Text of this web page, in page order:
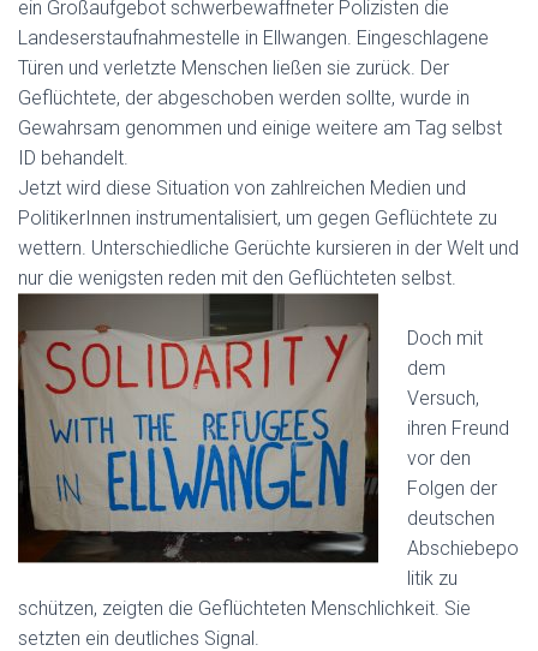
ein Großaufgebot schwerbewaffneter Polizisten die
Landeserstaufnahmestelle in Ellwangen. Eingeschlagene
Türen und verletzte Menschen ließen sie zurück. Der
Geflüchtete, der abgeschoben werden sollte, wurde in
Gewahrsam genommen und einige weitere am Tag selbst
ID behandelt.
Jetzt wird diese Situation von zahlreichen Medien und
PolitikerInnen instrumentalisiert, um gegen Geflüchtete zu
wettern. Unterschiedliche Gerüchte kursieren in der Welt und
nur die wenigsten reden mit den Geflüchteten selbst.
Doch mit
dem
Versuch,
ihren Freund
vor den
Folgen der
deutschen
Abschiebepo
litik zu
schützen, zeigten die Geflüchteten Menschlichkeit. Sie
setzten ein deutliches Signal.